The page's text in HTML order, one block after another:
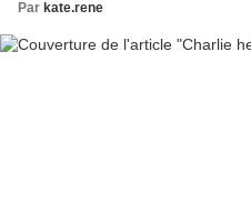
Par kate.rene